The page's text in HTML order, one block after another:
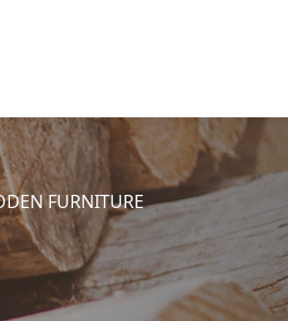
FURNITURE